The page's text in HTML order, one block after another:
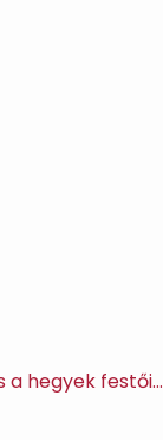
a hegyek festői…